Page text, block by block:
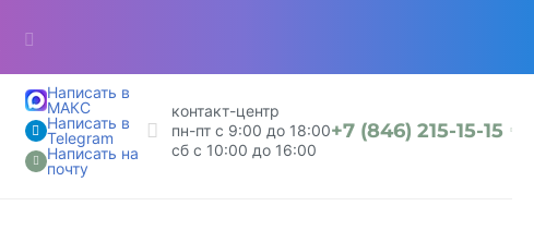
Написать в
МАКС
Написать в
Telegram
Написать на
почту
контакт-центр
пн-пт с 9:00 до 18:00
сб с 10:00 до 16:00
+7 (846) 215-15-15